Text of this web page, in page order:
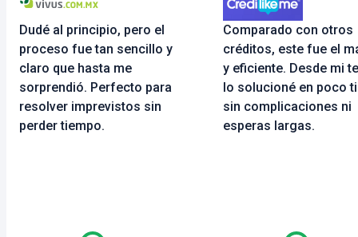
Dudé al principio, pero el
proceso fue tan sencillo y
claro que hasta me
sorprendió. Perfecto para
resolver imprevistos sin
perder tiempo.
Comparado con otros
créditos, este fue el
y eficiente. Desde mi
lo solucioné en poco
sin complicaciones ni
esperas largas.